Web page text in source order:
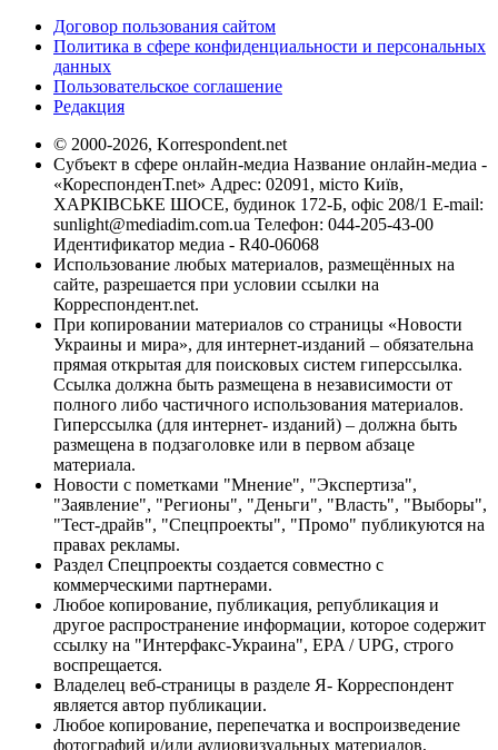
Договор пользования сайтом
Политика в сфере конфиденциальности и персональных
данных
Пользовательское соглашение
Редакция
© 2000-2026, Korrespondent.net
Субъект в сфере онлайн-медиа Название онлайн-медиа -
«КореспонденТ.net» Адрес: 02091, місто Київ,
ХАРКІВСЬКЕ ШОСЕ, будинок 172-Б, офіс 208/1 E-mail:
sunlight@mediadim.com.ua Телефон: 044-205-43-00
Идентификатор медиа - R40-06068
Использование любых материалов, размещённых на
сайте, разрешается при условии ссылки на
Корреспондент.net.
При копировании материалов со страницы «Новости
Украины и мира», для интернет-изданий – обязательна
прямая открытая для поисковых систем гиперссылка.
Ссылка должна быть размещена в независимости от
полного либо частичного использования материалов.
Гиперссылка (для интернет- изданий) – должна быть
размещена в подзаголовке или в первом абзаце
материала.
Новости с пометками "Мнение", "Экспертиза",
"Заявление", "Регионы", "Деньги", "Власть", "Выборы",
"Тест-драйв", "Спецпроекты", "Промо" публикуются на
правах рекламы.
Раздел Спецпроекты создается совместно с
коммерческими партнерами.
Любое копирование, публикация, републикация и
другое распространение информации, которое содержит
ссылку на "Интерфакс-Украина", EPA / UPG, строго
воспрещается.
Владелец веб-страницы в разделе Я- Корреспондент
является автор публикации.
Любое копирование, перепечатка и воспроизведение
фотографий и/или аудиовизуальных материалов,